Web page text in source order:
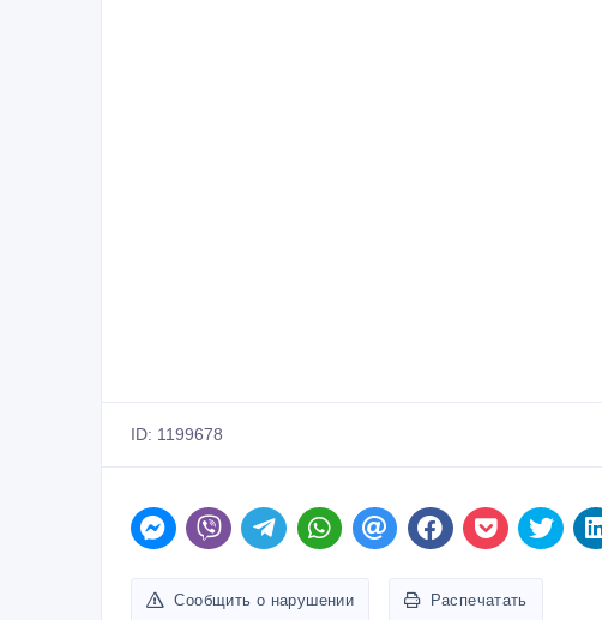
ID: 1199678
Сообщить о нарушении Распечатать